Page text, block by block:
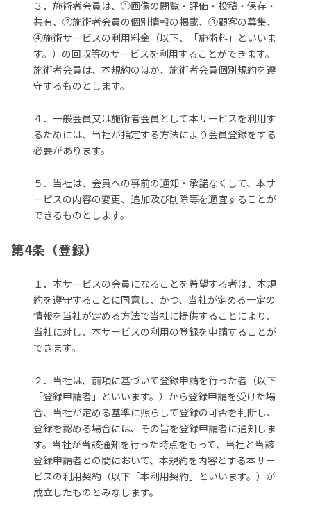
３．施術者会員は、①画像の閲覧・評価・投稿・保存・
共有、②施術者会員の個別情報の掲載、③顧客の募集、
④施術サービスの利用料金（以下、「施術料」といいま
す。）の回収等のサービスを利用することができます。
施術者会員は、本規約のほか、施術者会員個別規約を遵
守するものとします。
４．一般会員又は施術者会員として本サービスを利用す
るためには、当社が指定する方法により会員登録をする
必要があります。
５．当社は、会員への事前の通知・承諾なくして、本サ
ービスの内容の変更、追加及び削除等を適宜することが
できるものとします。
第4条（登録）
１．本サービスの会員になることを希望する者は、本規
約を遵守することに同意し、かつ、当社が定める一定の
情報を当社が定める方法で当社に提供することにより、
当社に対し、本サービスの利用の登録を申請することが
できます。
２．当社は、前項に基づいて登録申請を行った者（以下
「登録申請者」といいます。）から登録申請を受けた場
合、当社が定める基準に照らして登録の可否を判断し、
登録を認める場合には、その旨を登録申請者に通知しま
す。当社が当該通知を行った時点をもって、当社と当該
登録申請者との間において、本規約を内容とする本サー
ビスの利用契約（以下「本利用契約」といいます。）が
成立したものとみなします。